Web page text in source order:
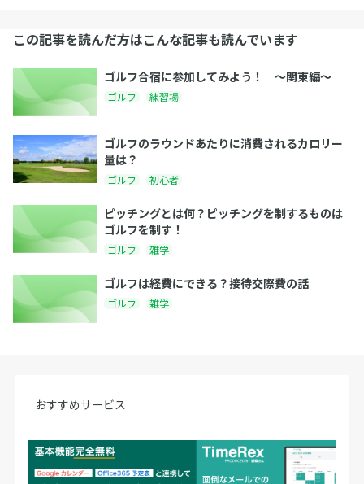
この記事を読んだ方はこんな記事も読んでいます
ゴルフ合宿に参加してみよう！ 〜関東編〜
ゴルフ 練習場
ゴルフのラウンドあたりに消費されるカロリー
量は？
ゴルフ 初心者
ピッチングとは何？ピッチングを制するものは
ゴルフを制す！
ゴルフ 雑学
ゴルフは経費にできる？接待交際費の話
ゴルフ 雑学
おすすめサービス